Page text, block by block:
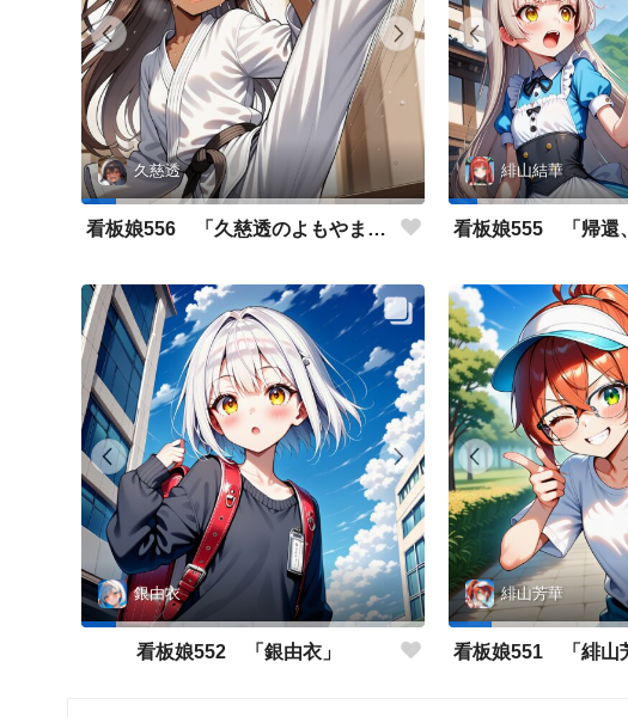
久慈透
看板娘556 「久慈透のよもやま話」
緋山結華
銀由衣
看板娘552 「銀由衣」
緋山芳華